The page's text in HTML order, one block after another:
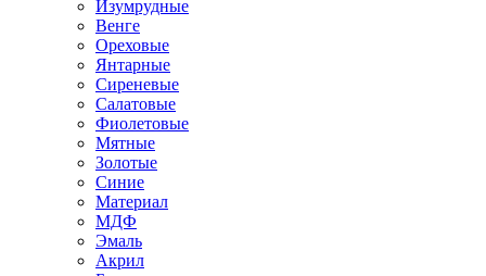
Изумрудные
Венге
Ореховые
Янтарные
Сиреневые
Салатовые
Фиолетовые
Мятные
Золотые
Синие
Материал
МДФ
Эмаль
Акрил